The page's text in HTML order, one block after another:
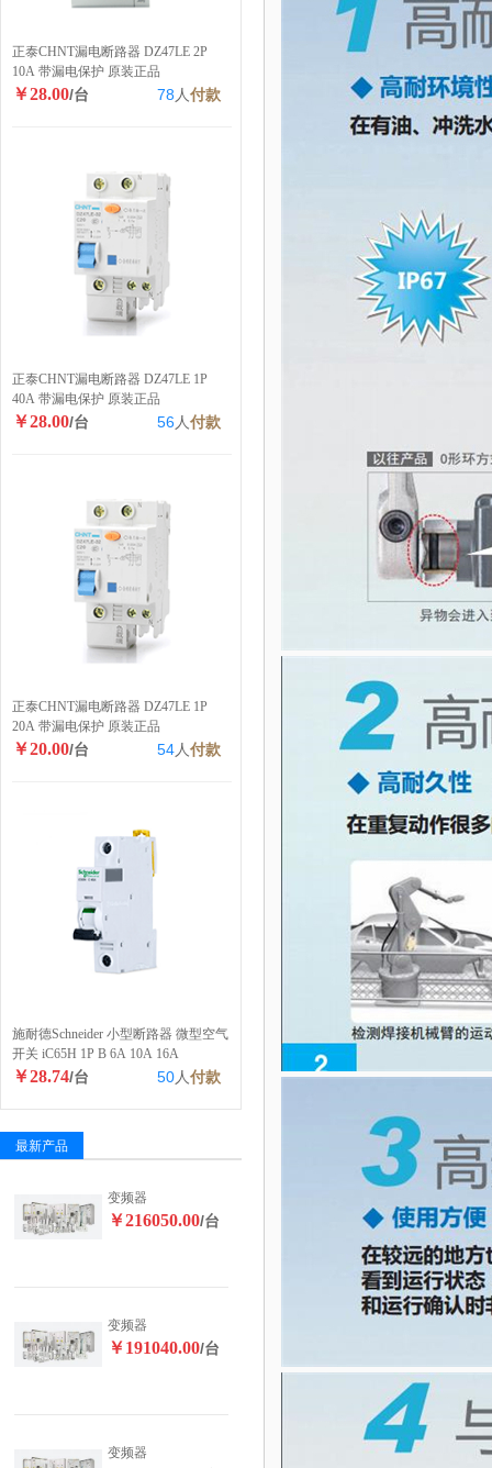
正泰CHNT漏电断路器 DZ47LE 2P
10A 带漏电保护 原装正品
￥28.00/台 78 人付款
正泰CHNT漏电断路器 DZ47LE 1P
40A 带漏电保护 原装正品
￥28.00/台 56人付款
正泰CHNT漏电断路器 DZ47LE 1P
20A 带漏电保护 原装正品
￥20.00/台 54人付款
施耐德Schneider 小型断路器 微型空气
开关 iC65H 1P B 6A 10A 16A
￥28.74/台 50人付款
最新产品
变频器
￥216050.00/台
变频器
￥191040.00/台
变频器